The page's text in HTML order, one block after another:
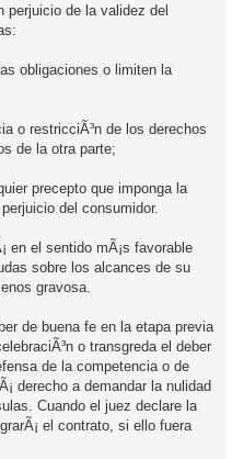
perjuicio de la validez del
obligaciones o limiten la
o restricciÃ³n de los derechos
de la otra parte;
precepto que imponga la
del consumidor.
en el sentido mÃ¡s favorable
sobre los alcances de su
gravosa.
de buena fe en la etapa previa
o transgreda el deber
de la competencia o de
derecho a demandar la nulidad
Cuando el juez declare la
el contrato, si ello fuera